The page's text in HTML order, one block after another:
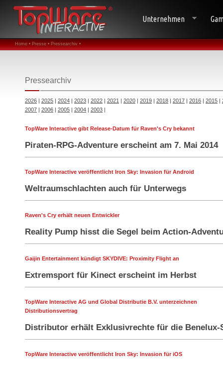
Unternehmen
Home • Presse • Pressearchiv •
Pressearchiv
2026 2025 2024 2023 2022 2021 2020 2019 2018 2017 2016 2015
2007
2006 2005 2004 2003
TopWare Interactive gibt Release-Datum für Raven's Cry bekannt
Piraten-RPG-Adventure erscheint am 7. Mai 2014
TopWare Interactive veröffentlicht Iron Sky: Invasion für Android
Weltraumschlachten auch für Unterwegs
Raven's Cry erhält neuen Entwickler
Reality Pump hisst die Segel beim Action-
Gaijin Entertainment kündigt SKYDIVE: Proximity Flight an
Extremsport für Kinect erscheint im Herbst
TopWare Interactive AG und Global Distributie B.V. unterzeichnen
Distributionsvertrag
Distributor erhält Exklusivrechte für die Benelux-
TopWare Interactive veröffentlicht Iron Sky: Invasion für iOS